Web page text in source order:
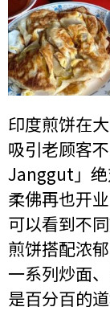
印度煎饼在
吸引老顾客
Janggut」绝
柔佛再也开
可以看到不
煎饼搭配浓
一系列炒面
是百分百的